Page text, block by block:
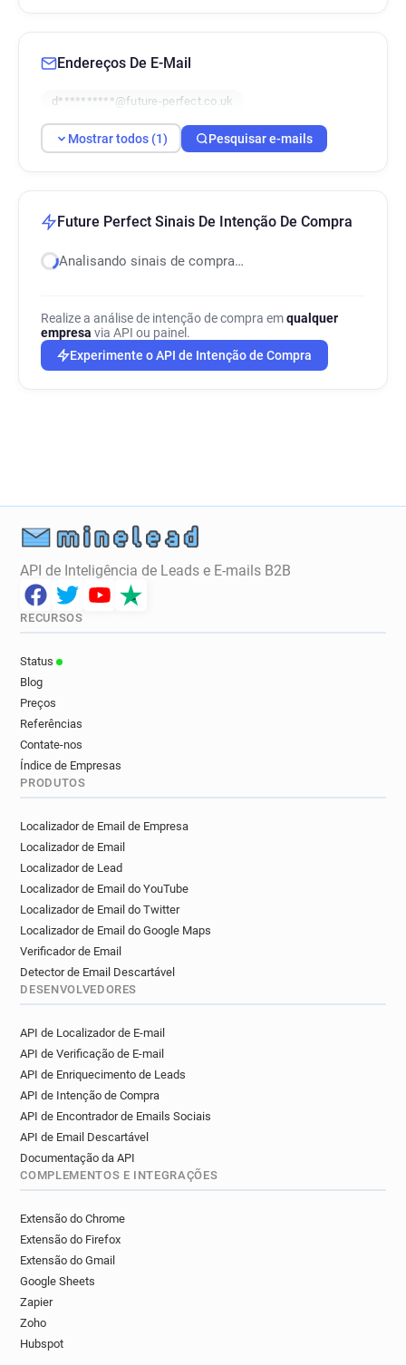
Endereços De E-Mail
d**********@future-perfect.co.uk
Mostrar todos (1) Pesquisar e-mails
Future Perfect Sinais De Intenção De Compra
Analisando sinais de compra…
Realize a análise de intenção de compra emqualquer
empresa via API ou painel.
Experimente o API de Intenção de Compra
API de Inteligência de Leads e E-mails B2B
RECURSOS
Status
Blog
Preços
Referências
Contate-nos
Índice de Empresas
PRODUTOS
Localizador de Email de Empresa
Localizador de Email
Localizador de Lead
Localizador de Email do YouTube
Localizador de Email do Twitter
Localizador de Email do Google Maps
Verificador de Email
Detector de Email Descartável
DESENVOLVEDORES
API de Localizador de E-mail
API de Verificação de E-mail
API de Enriquecimento de Leads
API de Intenção de Compra
API de Encontrador de Emails Sociais
API de Email Descartável
Documentação da API
COMPLEMENTOS E INTEGRAÇÕES
Extensão do Chrome
Extensão do Firefox
Extensão do Gmail
Google Sheets
Zapier
Zoho
Hubspot